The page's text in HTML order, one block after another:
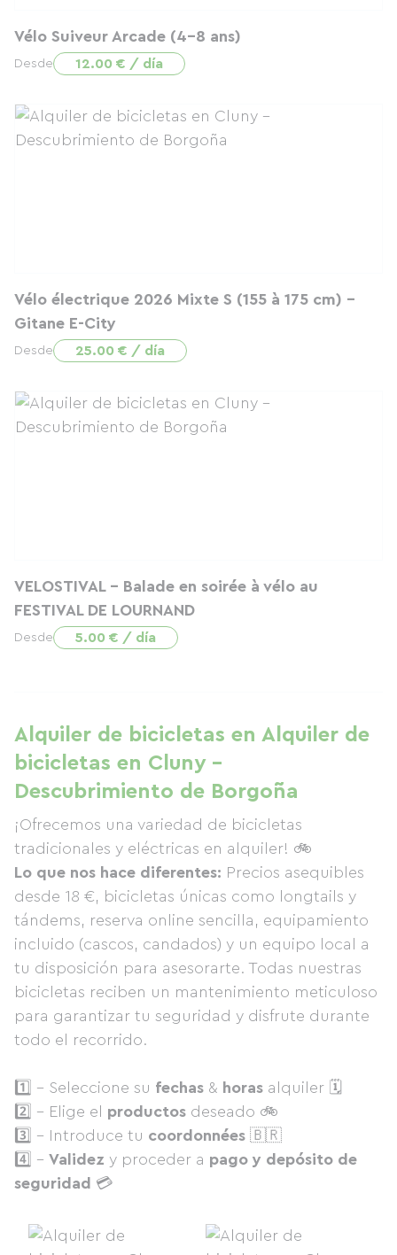
Vélo Suiveur Arcade (4–8 ans)
Desde 12.00 € / día
Vélo électrique 2026 Mixte S (155 à 175 cm) –
Gitane E-City
Desde 25.00 € / día
VELOSTIVAL - Balade en soirée à vélo au
FESTIVAL DE LOURNAND
Desde 5.00 € / día
Alquiler de bicicletas en Alquiler de
bicicletas en Cluny -
Descubrimiento de Borgoña
¡Ofrecemos una variedad de bicicletas
tradicionales y eléctricas en alquiler! 🚲
Lo que nos hace diferentes: Precios asequibles
desde 18 €, bicicletas únicas como longtails y
tándems, reserva online sencilla, equipamiento
incluido (cascos, candados) y un equipo local a
tu disposición para asesorarte. Todas nuestras
bicicletas reciben un mantenimiento meticuloso
para garantizar tu seguridad y disfrute durante
todo el recorrido.
1️⃣ - Seleccione su fechas & horas alquiler 🗓
2️⃣ - Elige el productos deseado 🚲
3️⃣ - Introduce tu coordonnées 🇧🇷
4️⃣ - Validez y proceder a pago y depósito de
seguridad 💳